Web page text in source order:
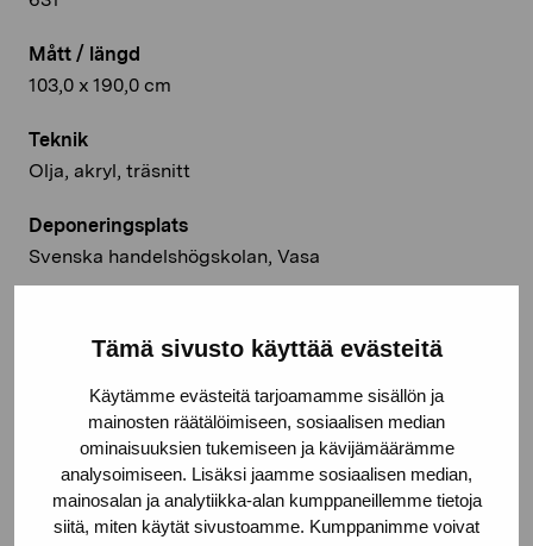
Tämä sivusto käyttää evästeitä
Käytämme evästeitä tarjoamamme sisällön ja
mainosten räätälöimiseen, sosiaalisen median
ominaisuuksien tukemiseen ja kävijämäärämme
analysoimiseen. Lisäksi jaamme sosiaalisen median,
mainosalan ja analytiikka-alan kumppaneillemme tietoja
siitä, miten käytät sivustoamme. Kumppanimme voivat
Mått / längd
103,0 x 190,0 cm
Teknik
Olja, akryl, träsnitt
Deponeringsplats
Svenska handelshögskolan, Vasa
Facebook
Linkedin